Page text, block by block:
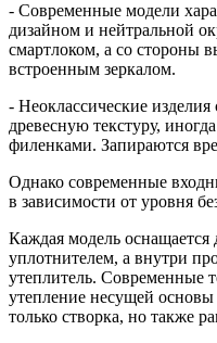
- Современные модели
дизайном и нейтральной
смартлоком, а со стороны
встроенным зеркалом.
- Неоклассические
древесную текстуру,
филенками. Запираются
Однако современные
в зависимости от уровня
Каждая модель
уплотнителем, а внутри
утеплитель. Современные
утепление несущей
только створка, но также